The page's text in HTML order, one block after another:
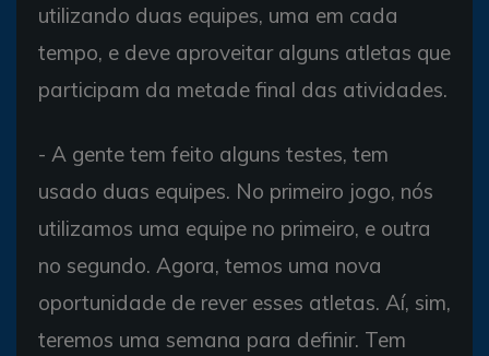
utilizando duas equipes, uma em cada
tempo, e deve aproveitar alguns atletas que
participam da metade final das atividades.
- A gente tem feito alguns testes, tem
usado duas equipes. No primeiro jogo, nós
utilizamos uma equipe no primeiro, e outra
no segundo. Agora, temos uma nova
oportunidade de rever esses atletas. Aí, sim,
teremos uma semana para definir. Tem